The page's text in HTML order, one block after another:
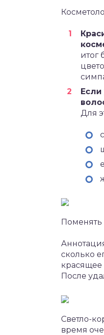
итог
Если
Для
Поменять
сколько
красящее
После
Светло-
время